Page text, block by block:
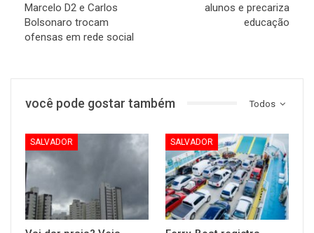
Marcelo D2 e Carlos
Bolsonaro trocam
ofensas em rede social
alunos e precariza
educação
Todos
você pode gostar também
SALVADOR SALVADOR